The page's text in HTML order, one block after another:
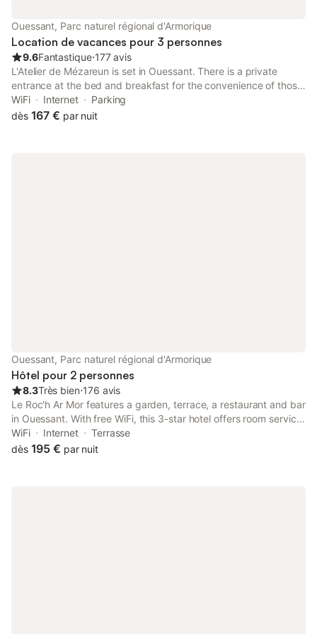
Ouessant, Parc naturel régional d'Armorique
Location de vacances pour 3 personnes
9.6Fantastique⋅177 avis
L'Atelier de Mézareun is set in Ouessant. There is a private
entrance at the bed and breakfast for the convenience of those
who stay. The bed and breakfast offers quiet street views, a
sun terrace, a 24-hour front desk, and free WiFi is available.
WiFi Internet
Parking
dès 167 € par nuit
Ouessant, Parc naturel régional d'Armorique
Hôtel pour 2 personnes
8.3Très bien⋅176 avis
Le Roc'h Ar Mor features a garden, terrace, a restaurant and bar
in Ouessant. With free WiFi, this 3-star hotel offers room service.
Brest Bretagne Airport is 59 km away.
WiFi Internet
Terrasse
dès 195 € par nuit